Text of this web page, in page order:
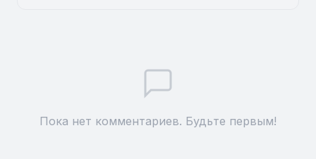
Пока нет комментариев. Будьте первым!